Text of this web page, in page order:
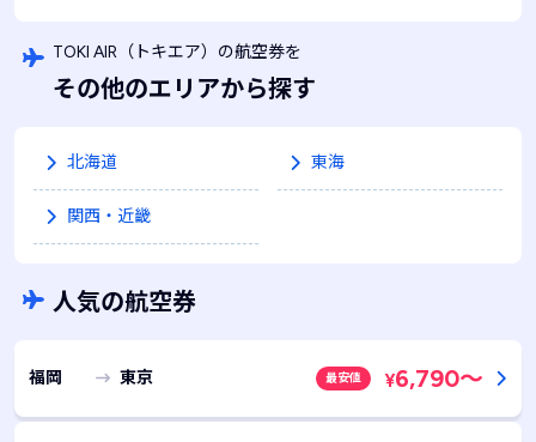
TOKI AIR （トキエア） の航空券を
その他のエリアから探す
北海道 東海
関西・近畿
人気の航空券
福岡 東京 最安値 ¥6,790～